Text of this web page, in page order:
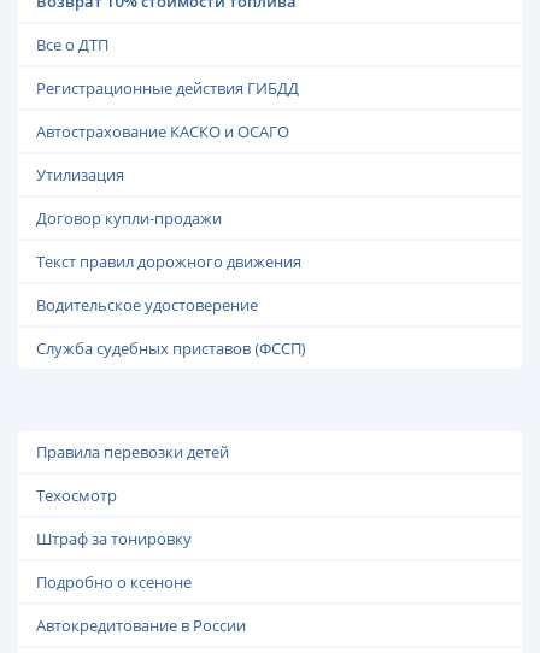
Все о ДТП
Регистрационные действия ГИБДД
Автострахование КАСКО и ОСАГО
Утилизация
Договор купли-продажи
Текст правил дорожного движения
Водительское удостоверение
Служба судебных приставов (ФССП)
Правила перевозки детей
Техосмотр
Штраф за тонировку
Подробно о ксеноне
Автокредитование в России